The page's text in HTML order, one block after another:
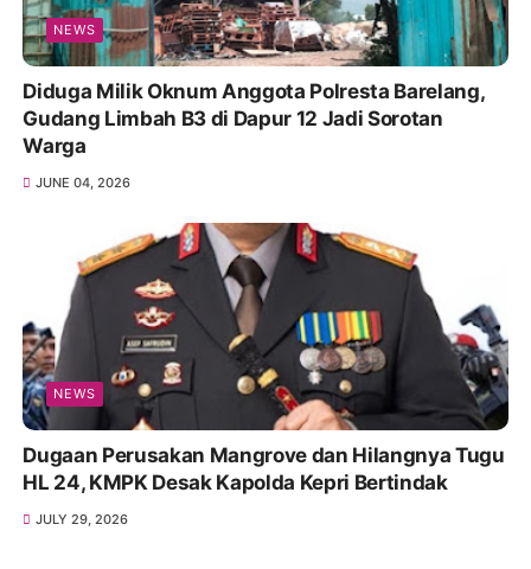
NEWS
Diduga Milik Oknum Anggota Polresta Barelang,
Gudang Limbah B3 di Dapur 12 Jadi Sorotan
Warga
JUNE 04, 2026
NEWS
Dugaan Perusakan Mangrove dan Hilangnya Tugu
HL 24, KMPK Desak Kapolda Kepri Bertindak
JULY 29, 2026